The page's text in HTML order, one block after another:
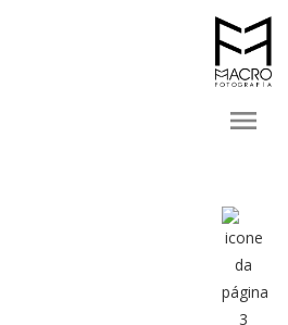
menu